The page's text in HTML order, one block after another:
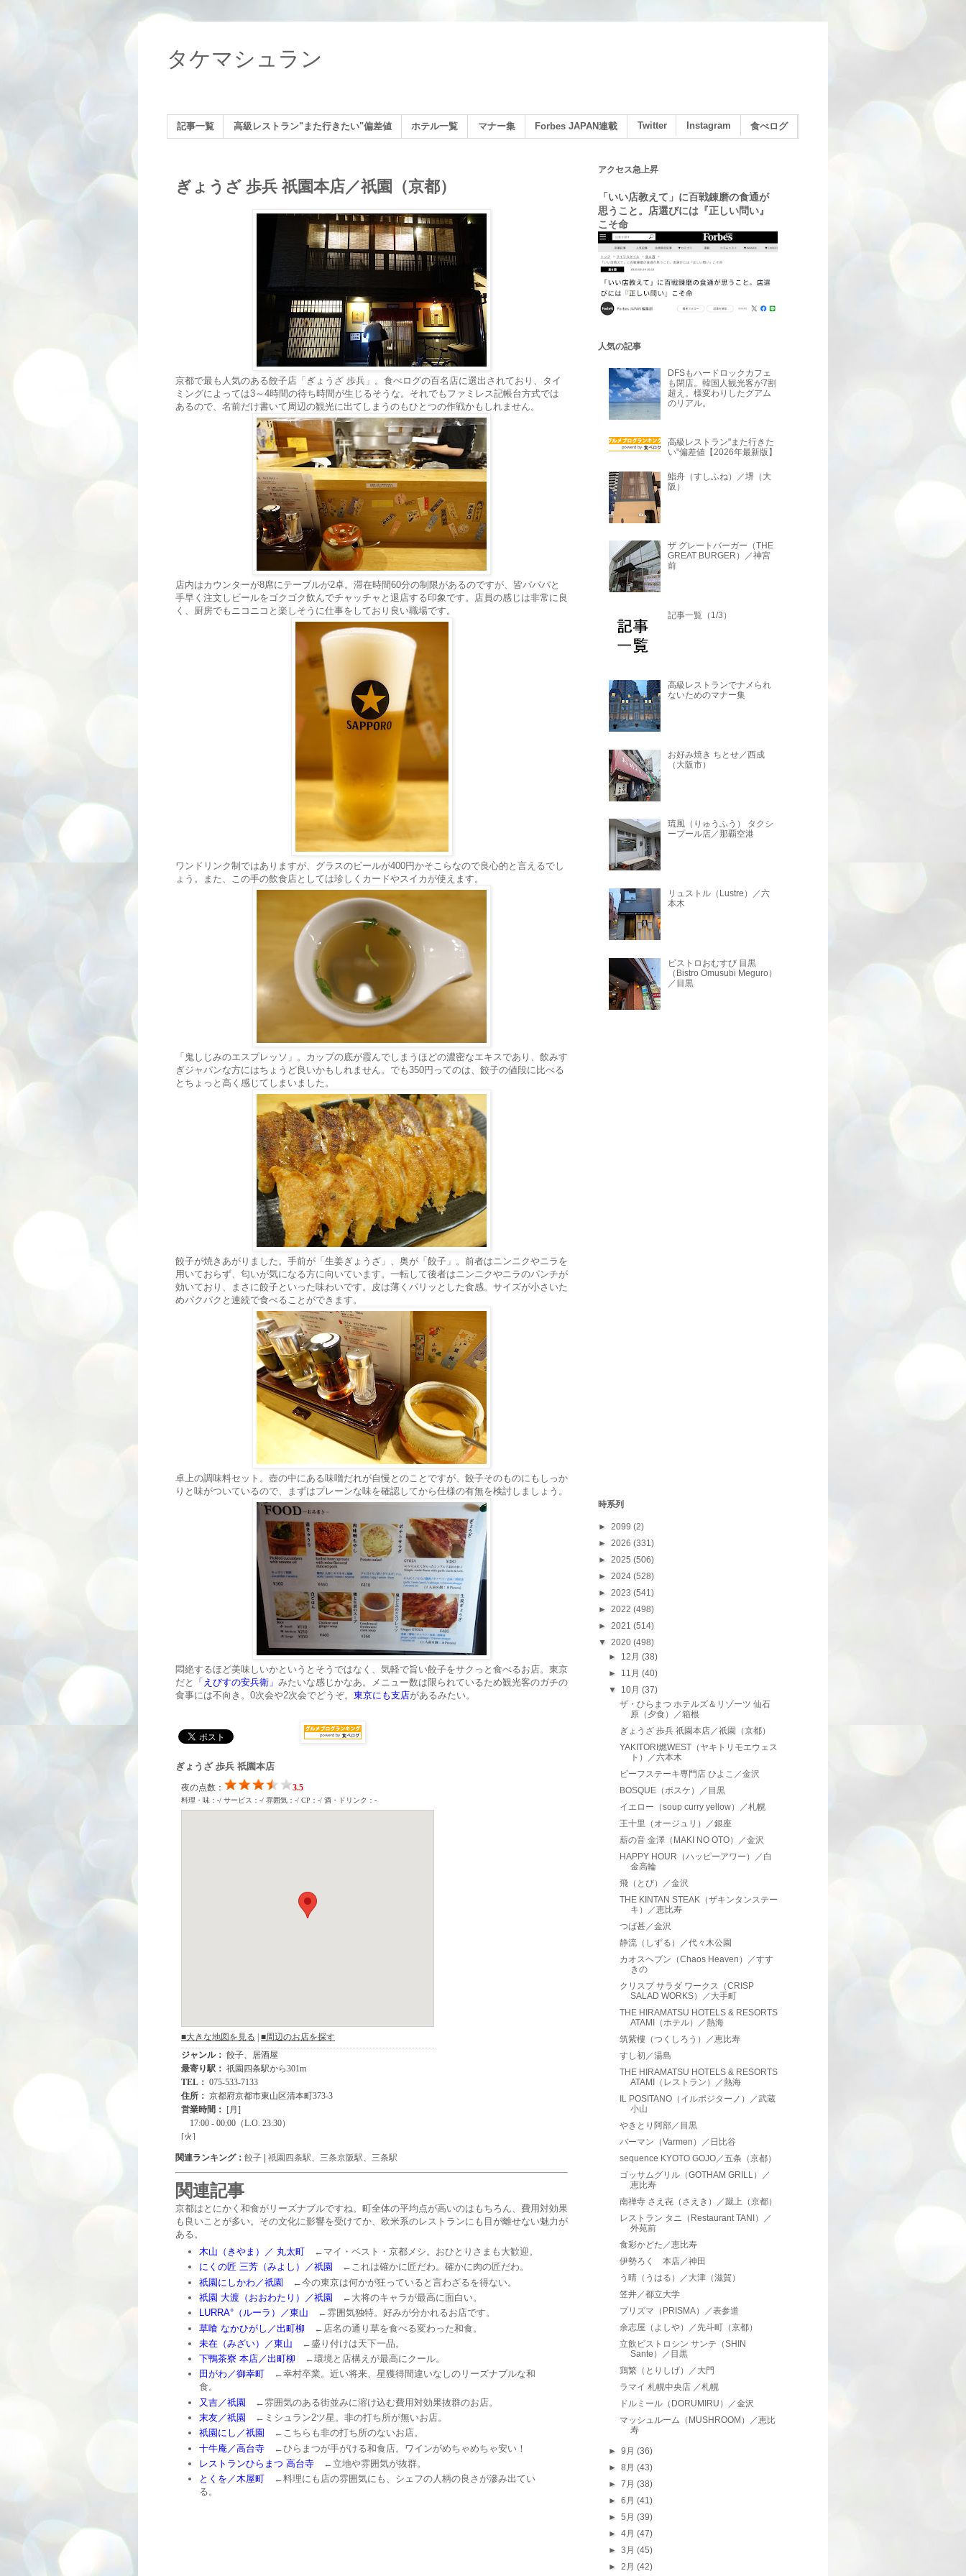
タケマシュラン
記事一覧 高級レストラン"また行きたい"偏差値 ホテル一覧 マナー集 Forbes JAPAN連載 Twitter Instagram 食べログ
ぎょうざ 歩兵 祇園本店／祇園（京都）
京都で最も人気のある餃子店「ぎょうざ 歩兵」。食べログの百名店に選出されており、タイ
ミングによっては3～4時間の待ち時間が生じるそうな。それでもファミレス記帳台方式では
あるので、名前だけ書いて周辺の観光に出てしまうのもひとつの作戦かもしれません。
店内はカウンターが8席にテーブルが2卓。滞在時間60分の制限があるのですが、皆パパパと
手早く注文しビールをゴクゴク飲んでチャッチャと退店する印象です。店員の感じは非常に良
く、厨房でもニコニコと楽しそうに仕事をしており良い職場です。
ワンドリンク制ではありますが、グラスのビールが400円かそこらなので良心的と言えるでし
ょう。また、この手の飲食店としては珍しくカードやスイカが使えます。
「鬼しじみのエスプレッソ」。カップの底が霞んでしまうほどの濃密なエキスであり、飲みす
ぎジャパンな方にはちょうど良いかもしれません。でも350円ってのは、餃子の値段に比べる
とちょっと高く感じてしまいました。
餃子が焼きあがりました。手前が「生姜ぎょうざ」、奥が「餃子」。前者はニンニクやニラを
用いておらず、匂いが気になる方に向いています。一転して後者はニンニクやニラのパンチが
効いており、まさに餃子といった味わいです。皮は薄くパリッとした食感。サイズが小さいた
めパクパクと連続で食べることができます。
卓上の調味料セット。壺の中にある味噌だれが自慢とのことですが、餃子そのものにもしっか
りと味がついているので、まずはプレーンな味を確認してから仕様の有無を検討しましょう。
悶絶するほど美味しいかというとそうではなく、気軽で旨い餃子をサクっと食べるお店。東京
だと
「えびすの安兵衛」 みたいな感じかなあ。メニュー数は限られているため観光客のガチの
食事には不向き。0次会や2次会でどうぞ。 東京にも支店があるみたい。
ぎょうざ 歩兵 祇園本店
関連ランキング： 餃子 祇園四条駅、 三条京阪駅、 三条駅
関連記事
京都はとにかく和食がリーズナブルですね。町全体の平均点が高いのはもちろん、費用対効果
も良いことが多い。その文化に影響を受けてか、欧米系のレストランにも目が離せない魅力が
ある。
木山（きやま）／ 丸太町 ←マイ・ベスト・京都メシ。おひとりさまも大歓迎。
にくの匠 三芳（みよし）／祇園
←これは確かに匠だわ。確かに肉の匠だわ。
祇園にしかわ／祇園 ←今の東京は何かが狂っていると言わざるを得ない。
祇園 大渡（おおわたり）／祇園
←大将のキャラが最高に面白い。
LURRA°（ルーラ）／東山 ←雰囲気独特。好みが分かれるお店です。
草喰 なかひがし／出町柳 ←店名の通り草を食べる変わった和食。
未在（みざい）／東山 ←盛り付けは天下一品。
下鴨茶寮 本店／出町柳 ←環境と店構えが最高にクール。
田がわ／御幸町 ←幸村卒業。近い将来、星獲得間違いなしのリーズナブルな和
食。
又吉／祇園
←雰囲気のある街並みに溶け込む費用対効果抜群のお店。
末友／祇園
←ミシュラン2ツ星。非の打ち所が無いお店。
祇園にし／祇園
←こちらも非の打ち所のないお店。
十牛庵／高台寺 ←ひらまつが手がける和食店。ワインがめちゃめちゃ安い！
レストランひらまつ 高台寺 ←立地や雰囲気が抜群。
とくを／木屋町 ←料理にも店の雰囲気にも、シェフの人柄の良さが滲み出てい
る。
アクセス急上昇
「いい店教えて」に百戦錬磨の食通が
思うこと。店選びには『正しい問い』
こそ命
人気の記事
DFSもハードロックカフェ
も閉店。韓国人観光客が7割
超え。様変わりしたグアム
のリアル。
高級レストラン"また行きた
い"偏差値【2026年最新版】
鮨舟（すしふね）／堺（大
阪）
ザ グレートバーガー（THE
GREAT BURGER）／神宮
前
記事一覧（1/3）
高級レストランでナメられ
ないためのマナー集
お好み焼き ちとせ／西成
（大阪市）
琉風（りゅうふう） タクシ
ープール店／那覇空港
リュストル（Lustre）／六
本木
ビストロおむすび 目黒
（Bistro Omusubi Meguro）
／目黒
時系列
► 2099 (2)
► 2026 (331)
► 2025 (506)
► 2024 (528)
► 2023 (541)
► 2022 (498)
► 2021 (514)
▼ 2020 (498)
► 12月(38)
► 11月(40)
▼ 10月(37)
ザ・ひらまつ ホテルズ＆リゾーツ 仙石
原（夕食）／箱根
ぎょうざ 歩兵 祇園本店／祇園（京都）
YAKITORI燃WEST（ヤキトリモエウェス
ト）／六本木
ビーフステーキ専門店 ひよこ／金沢
BOSQUE（ボスケ）／目黒
イエロー（soup curry yellow）／札幌
王十里（オージュリ）／銀座
薪の音 金澤（MAKI NO OTO）／金沢
HAPPY HOUR（ハッピーアワー）／白
金高輪
飛（とび）／金沢
THE KINTAN STEAK（ザキンタンステー
キ）／恵比寿
つば甚／金沢
静流（しずる）／代々木公園
カオスヘブン（Chaos Heaven）／すす
きの
クリスプ サラダ ワークス（CRISP
SALAD WORKS）／大手町
THE HIRAMATSU HOTELS & RESORTS
ATAMI（ホテル）／熱海
筑紫樓（つくしろう）／恵比寿
すし初／湯島
THE HIRAMATSU HOTELS & RESORTS
ATAMI（レストラン）／熱海
IL POSITANO（イルポジターノ）／武蔵
小山
やきとり阿部／目黒
バーマン（Varmen）／日比谷
sequence KYOTO GOJO／五条（京都）
ゴッサムグリル（GOTHAM GRILL）／
恵比寿
南禅寺 さえ㐂（さえき）／蹴上（京都）
レストラン タニ（Restaurant TANI）／
外苑前
食彩かどた／恵比寿
伊勢ろく 本店／神田
う晴（うはる）／大津（滋賀）
笠井／都立大学
プリズマ（PRISMA）／表参道
余志屋（よしや）／先斗町（京都）
立飲ビストロシン サンテ（SHIN
Sante）／目黒
鶏繁（とりしげ）／大門
ラマイ 札幌中央店 ／札幌
ドルミール（DORUMIRU）／金沢
マッシュルーム（MUSHROOM）／恵比
寿
►9月(36)
►8月(43)
►7月(38)
►6月(41)
►5月(39)
►4月(47)
►3月(45)
►2月(42)